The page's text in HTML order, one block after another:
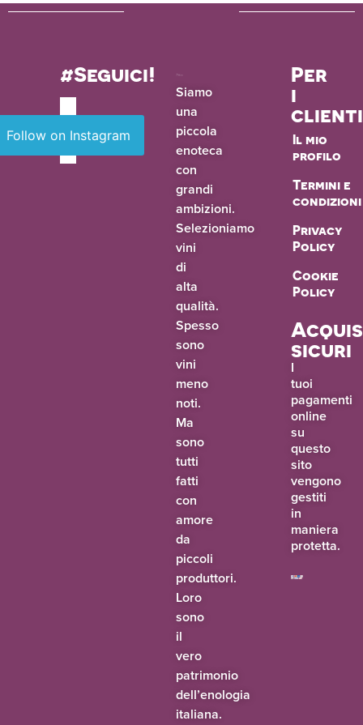
Siamo
una
piccola
enoteca
con
grandi
ambizioni.
Selezioniamo
vini
di
alta
qualità.
Spesso
sono
vini
meno
noti.
Ma
sono
tutti
fatti
con
amore
da
piccoli
produttori.
Loro
sono
il
vero
patrimonio
dell’enologia
italiana.
Per
i
clienti
Il mio
profilo
Termini e
condizioni
Privacy
Policy
Cookie
Policy
sicuri
I
tuoi
pagamenti
online
su
questo
sito
vengono
gestiti
in
maniera
protetta.
#Seguici!
Follow on Instagram